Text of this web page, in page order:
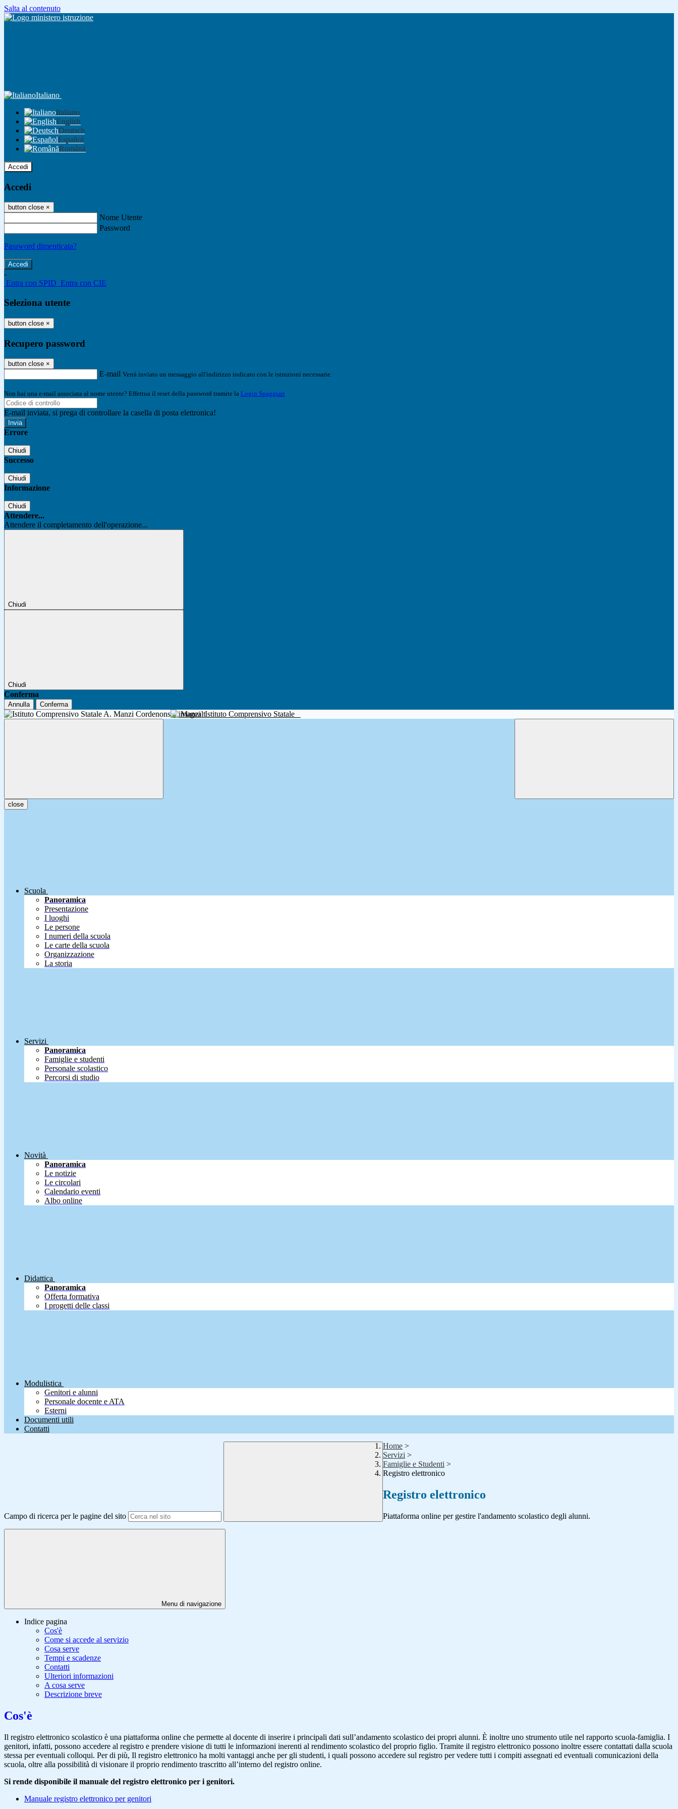
Salta al contenuto
Italiano
Italiano
English
Deutsch
Español
Română
Accedi
Accedi
button close ×
Nome Utente
Password
Password dimenticata?
-
Entra con SPID Entra con CIE
Seleziona utente
button close ×
Recupero password
button close ×
E-mail Verrà inviato un messaggio all'indirizzo indicato con le istruzioni necessarie.
Non hai una e-mail associata al nome utente? Effettua il reset della password tramite la Login Spaggiari
E-mail inviata, si prega di controllare la casella di posta elettronica!
Errore
Chiudi
Successo
Chiudi
Informazione
Chiudi
Attendere...
Attendere il completamento dell'operazione...
Chiudi
Chiudi
Conferma
Annulla Conferma
A. Manzi Istituto Comprensivo Statale
close
Scuola
Panoramica
Presentazione
I luoghi
Le persone
I numeri della scuola
Le carte della scuola
Organizzazione
La storia
Servizi
Panoramica
Famiglie e studenti
Personale scolastico
Percorsi di studio
Novità
Panoramica
Le notizie
Le circolari
Calendario eventi
Albo online
Didattica
Panoramica
Offerta formativa
I progetti delle classi
Modulistica
Genitori e alunni
Personale docente e ATA
Esterni
Documenti utili
Contatti
Campo di ricerca per le pagine del sito
Home >
Servizi >
Famiglie e Studenti >
Registro elettronico
Registro elettronico
Piattaforma online per gestire l'andamento scolastico degli alunni.
Menu di navigazione
Indice pagina
Cos'è
Come si accede al servizio
Cosa serve
Tempi e scadenze
Contatti
Ulteriori informazioni
A cosa serve
Descrizione breve
Cos'è
Il registro elettronico scolastico è una piattaforma online che permette al docente di inserire i principali dati sull’andamento scolastico dei propri alunni. È inoltre uno strumento utile nel rapporto scuola-famiglia. I
genitori, infatti, possono accedere al registro e prendere visione di tutti le informazioni inerenti al rendimento scolastico del proprio figlio. Tramite il registro elettronico possono inoltre essere contattati dalla scuola
stessa per eventuali colloqui. Per di più, Il registro elettronico ha molti vantaggi anche per gli studenti, i quali possono accedere sul registro per vedere tutti i compiti assegnati ed eventuali comunicazioni della
scuola, oltre alla possibilità di visionare il proprio rendimento trascritto all’interno del registro online.
Si rende disponibile il manuale del registro elettronico per i genitori.
Manuale registro elettronico per genitori